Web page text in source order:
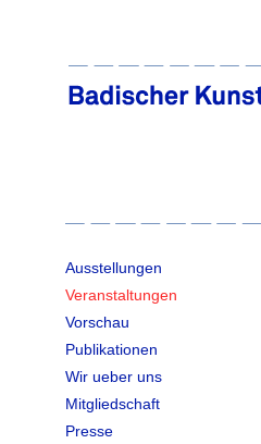
Ausstellungen
Veranstaltungen
Vorschau
Publikationen
Wir ueber uns
Mitgliedschaft
Presse